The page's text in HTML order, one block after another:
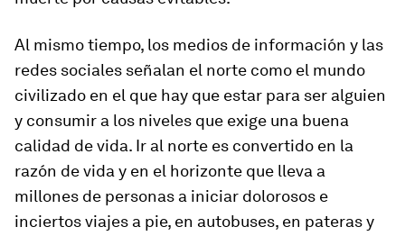
Al mismo tiempo, los medios de información y las
redes sociales señalan el norte como el mundo
civilizado en el que hay que estar para ser alguien
y consumir a los niveles que exige una buena
calidad de vida. Ir al norte es convertido en la
razón de vida y en el horizonte que lleva a
millones de personas a iniciar dolorosos e
inciertos viajes a pie, en autobuses, en pateras y